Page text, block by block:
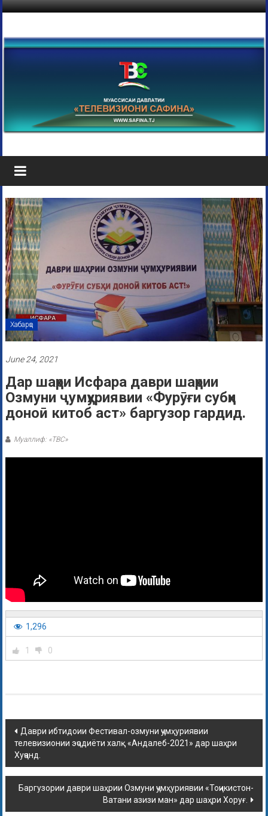
Хабарҳо
June 24, 2021
Дар шаҳри Исфара даври шаҳрии
Озмуни ҷумҳуриявии «Фурӯғи субҳи
доноӣ китоб аст» баргузор гардид.
Муаллиф: «ТВС»
1,296
1 0
Даври ибтидоии Фестивал-озмуни ҷумҳуриявии
телевизионии эҷодиёти халқ «Андалеб-2021» дар шаҳри
Хуҷанд.
Баргузории даври шаҳрии Озмуни ҷумҳуриявии «Тоҷикистон-
Ватани азизи ман» дар шаҳри Хоруғ.